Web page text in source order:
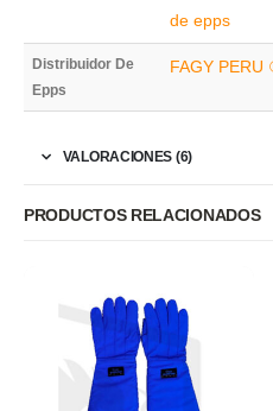
de epps
Distribuidor De
Epps
FAGY PERU
VALORACIONES (6)
PRODUCTOS RELACIONADOS